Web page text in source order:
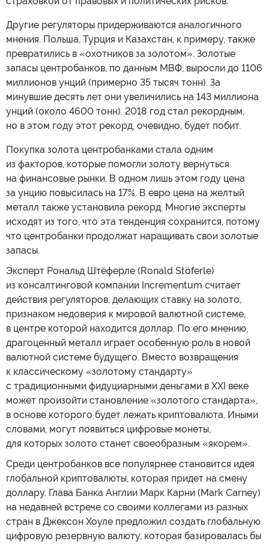
Другие регуляторы придерживаются аналогичного
мнения. Польша, Турция и Казахстан, к примеру, также
превратились в «охотников за золотом». Золотые
запасы центробанков, по данным МВФ, выросли до 1106
миллионов унций (примерно 35 тысяч тонн). За
минувшие десять лет они увеличились на 143 миллиона
унций (около 4600 тонн). 2018 год стал рекордным,
но в этом году этот рекорд, очевидно, будет побит.
Покупка золота центробанками стала одним
из факторов, которые помогли золоту вернуться
на финансовые рынки. В одном лишь этом году цена
за унцию повысилась на 17%. В евро цена на желтый
металл также установила рекорд. Многие эксперты
исходят из того, что эта тенденция сохранится, потому
что центробанки продолжат наращивать свои золотые
запасы.
Эксперт Рональд Штёферле (Ronald Stöferle)
из консалтинговой компании Incrementum считает
действия регуляторов, делающих ставку на золото,
признаком недоверия к мировой валютной системе,
в центре которой находится доллар. По его мнению,
драгоценный металл играет особенную роль в новой
валютной системе будущего. Вместо возвращения
к классическому «золотому стандарту»
с традиционными фидуциарными деньгами в XXI веке
может произойти становление «золотого стандарта»,
в основе которого будет лежать криптовалюта. Иными
словами, могут появиться цифровые монеты,
для которых золото станет своеобразным «якорем».
Среди центробанков все популярнее становится идея
глобальной криптовалюты, которая придет на смену
доллару. Глава Банка Англии Марк Карни (Mark Carney)
на недавней встрече со своими коллегами из разных
стран в Джексон Хоуле предложил создать глобальную
цифровую резервную валюту, которая базировалась бы